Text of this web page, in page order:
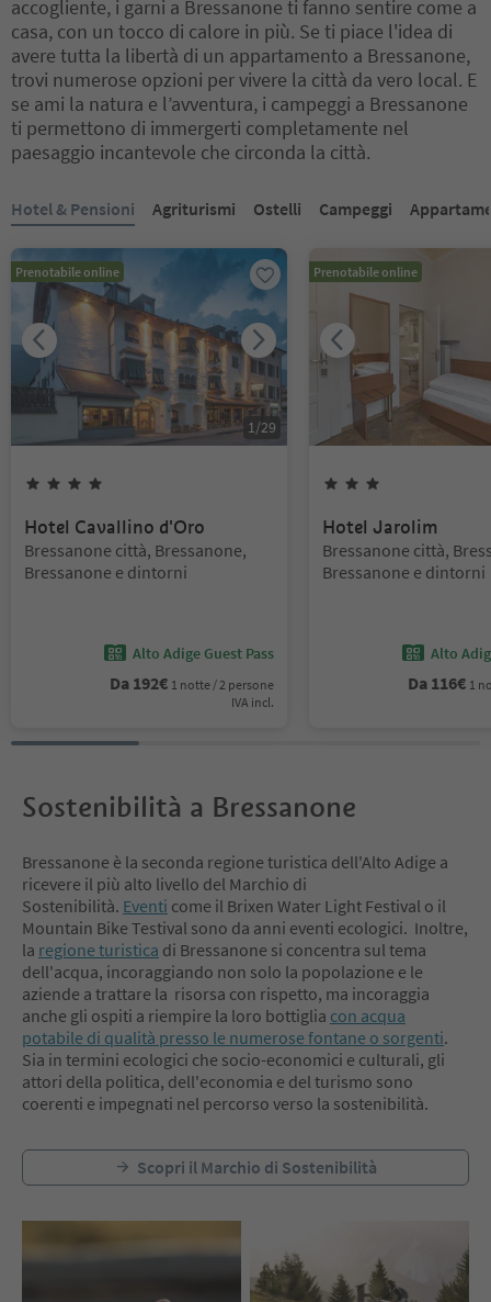
accogliente, i garni a Bressanone ti fanno sentire come a
casa, con un tocco di calore in più. Se ti piace l'idea di
avere tutta la libertà di un appartamento a Bressanone,
trovi numerose opzioni per vivere la città da vero local. E
se ami la natura e l’avventura, i campeggi a Bressanone
ti permettono di immergerti completamente nel
paesaggio incantevole che circonda la città.
Hotel & Pensioni Agriturismi Ostelli Campeggi
Prenotabile online
1 /29
Hotel Cavallino d'Oro
Posizione:
Bressanone città, Bressanone,
Bressanone e dintorni
Alto Adige Guest Pass
Da 192€ 1 notte / 2 persone
IVA incl.
Prenotabile online
Hotel Jarolim
Posizione:
Bressanone città,
Bressanone e dintorni
Alto
Da 116€ 1
Sostenibilità a Bressanone
Bressanone è la seconda regione turistica dell'Alto Adige a
ricevere il più alto livello del Marchio di
Sostenibilità. Eventi come il Brixen Water Light Festival o il
Mountain Bike Testival sono da anni eventi ecologici. Inoltre,
la regione turistica di Bressanone si concentra sul tema
dell'acqua, incoraggiando non solo la popolazione e le
aziende a trattare la risorsa con rispetto, ma incoraggia
anche gli ospiti a riempire la loro bottiglia con acqua
potabile di qualità presso le numerose fontane o sorgenti.
Sia in termini ecologici che socio-economici e culturali, gli
attori della politica, dell'economia e del turismo sono
coerenti e impegnati nel percorso verso la sostenibilità.
Scopri il Marchio di Sostenibilità